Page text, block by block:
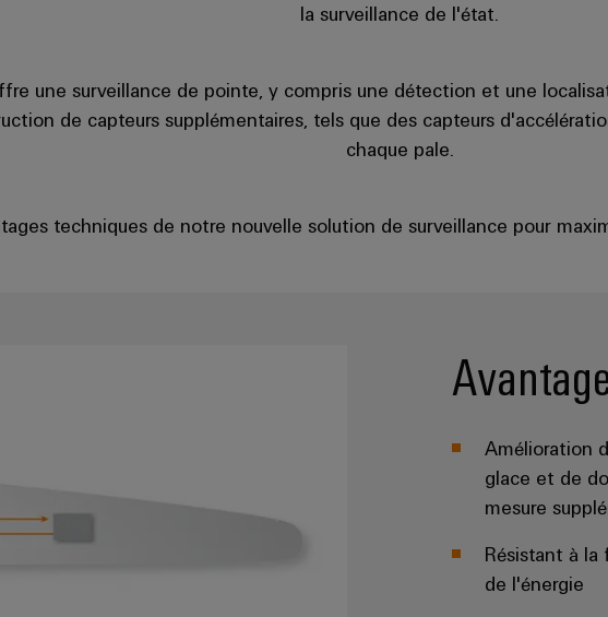
la surveillance de l'état.
une surveillance de pointe, y compris une détection et une
de capteurs supplémentaires, tels que des capteurs
chaque pale.
techniques de notre nouvelle solution de surveillance pour
Amélioration
glace et de
mesure
Résistant à
de l'énergie